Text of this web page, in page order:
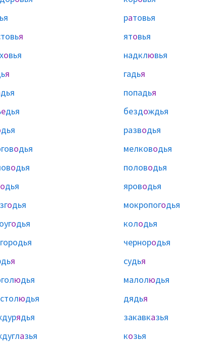
ратовья
я ятовья
овья надклювья
я гадья
дья попадья
едья бездождья
дья разводья
одья мелководья
одья половодья
одья яроводья
одья мокропогодья
одья колодья
городья чернородья
я судья
юдья малолюдья
юдья дядья
ядья закавказья
азья козья